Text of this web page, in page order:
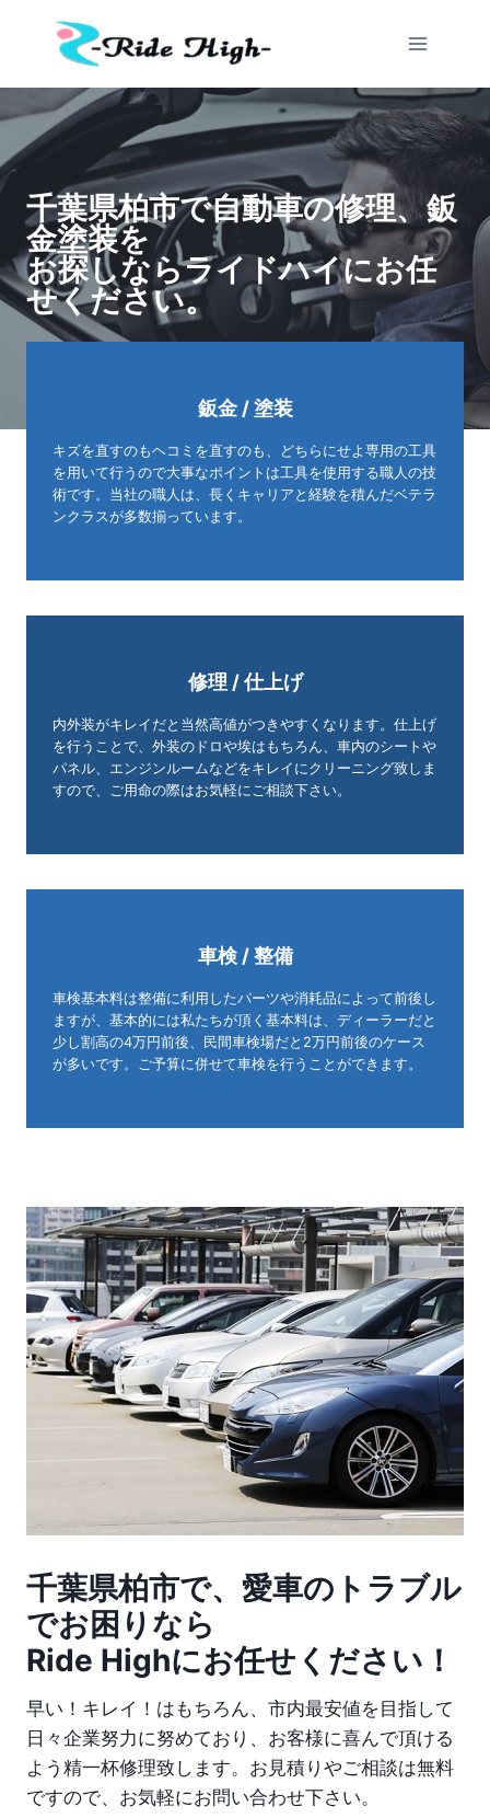
ッ
プ
千葉県柏市で自動車の修理、鈑
金塗装を
お探しならライドハイにお任
せください。
鈑金 / 塗装
キズを直すのもヘコミを直すのも、どちらにせよ専用の工具
を用いて行うので大事なポイントは工具を使用する職人の技
術です。当社の職人は、長くキャリアと経験を積んだベテラ
ンクラスが多数揃っています。
修理 / 仕上げ
内外装がキレイだと当然高値がつきやすくなります。仕上げ
を行うことで、外装のドロや埃はもちろん、車内のシートや
パネル、エンジンルームなどをキレイにクリーニング致しま
すので、ご用命の際はお気軽にご相談下さい。
車検 / 整備
車検基本料は整備に利用したパーツや消耗品によって前後し
ますが、基本的には私たちが頂く基本料は、ディーラーだと
少し割高の4万円前後、民間車検場だと2万円前後のケース
が多いです。ご予算に併せて車検を行うことができます。
千葉県柏市で、愛車のトラブル
でお困りなら
Ride Highにお任せください！
早い！キレイ！はもちろん、市内最安値を目指して
日々企業努力に努めており、お客様に喜んで頂ける
よう精一杯修理致します。お見積りやご相談は無料
ですので、お気軽にお問い合わせ下さい。